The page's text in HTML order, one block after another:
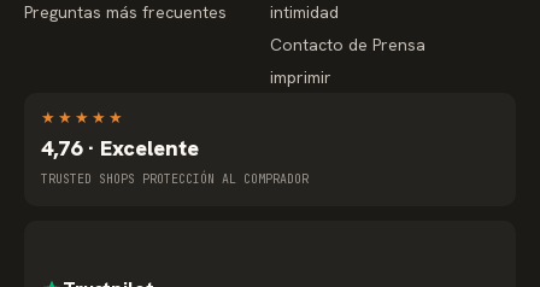
Preguntas más frecuentes
intimidad
Contacto de Prensa
imprimir
★ ★ ★ ★ ★
4,76 · Excelente
TRUSTED SHOPS PROTECCIÓN AL COMPRADOR